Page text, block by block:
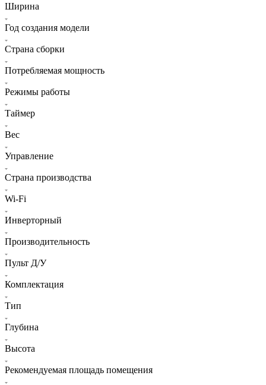
Ширина
Год создания модели
Страна сборки
Потребляемая мощность
Режимы работы
Таймер
Вес
Управление
Страна производства
Wi-Fi
Инверторный
Производительность
Пульт Д/У
Комплектация
Тип
Глубина
Высота
Рекомендуемая площадь помещения